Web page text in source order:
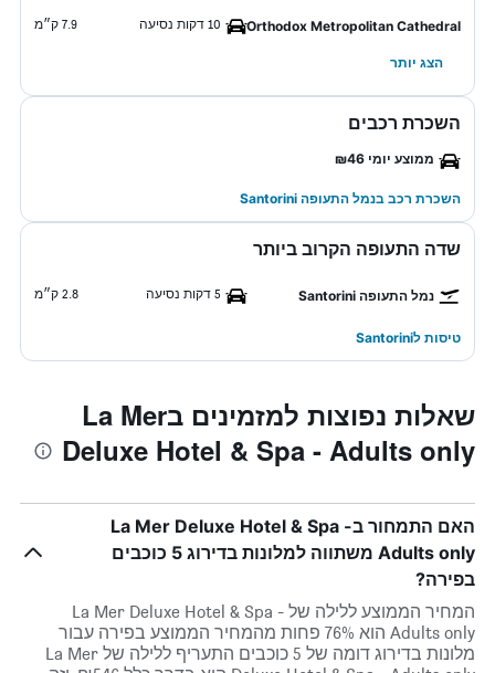
Orthodox Metropolitan Cathedral 10 דקות נסיעה 7.9 ק״מ
הצג יותר
השכרת רכבים
ממוצע יומי ₪46
השכרת רכב בנמל התעופה Santorini
שדה התעופה הקרוב ביותר
נמל התעופה Santorini 5 דקות נסיעה 2.8 ק״מ
טיסות לSantorini
שאלות נפוצות למזמינים בLa Mer
Deluxe Hotel & Spa - Adults only
האם התמחור בLa Mer Deluxe Hotel & Spa -
Adults only משתווה למלונות בדירוג 5 כוכבים
בפירה?
המחיר הממוצע ללילה של La Mer Deluxe Hotel & Spa -
Adults only הוא 76% פחות מהמחיר הממוצע בפירה עבור
מלונות בדירוג דומה של 5 כוכבים התעריף ללילה של La Mer